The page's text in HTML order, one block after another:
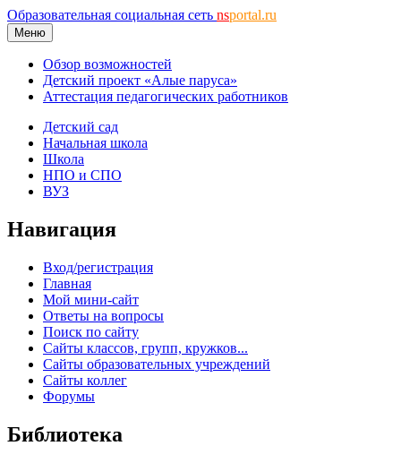
Образовательная социальная сеть nsportal.ru
Меню
Обзор возможностей
Детский проект «Алые паруса»
Аттестация педагогических работников
Детский сад
Начальная школа
Школа
НПО и СПО
ВУЗ
Навигация
Вход/регистрация
Главная
Мой мини-сайт
Ответы на вопросы
Поиск по сайту
Сайты классов, групп, кружков...
Сайты образовательных учреждений
Сайты коллег
Форумы
Библиотека